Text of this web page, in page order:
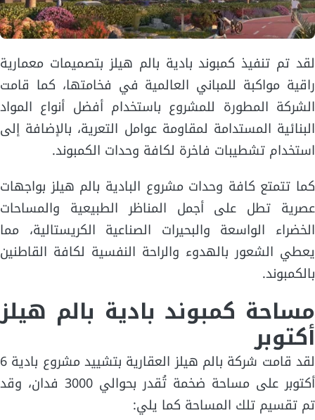
لقد تم تنفيذ كمبوند بادية بالم هيلز بتصميمات معمارية
راقية مواكبة للمباني العالمية في فخامتها، كما قامت
الشركة المطورة للمشروع باستخدام أفضل أنواع المواد
البنائية المستدامة لمقاومة عوامل التعرية، بالإضافة إلى
استخدام تشطيبات فاخرة لكافة وحدات الكمبوند.
كما تتمتع كافة وحدات مشروع البادية بالم هيلز بواجهات
عصرية تطل على أجمل المناظر الطبيعية والمساحات
الخضراء الواسعة والبحيرات الصناعية الكريستالية، مما
يعطي الشعور بالهدوء والراحة النفسية لكافة القاطنين
بالكمبوند.
مساحة كمبوند بادية بالم هيلز
أكتوبر
لقد قامت شركة بالم هيلز العقارية بتشييد مشروع بادية 6
أكتوبر على مساحة ضخمة تُقدر بحوالي 3000 فدان، وقد
تم تقسيم تلك المساحة كما يلي: